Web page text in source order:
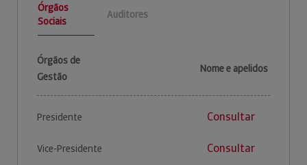
Órgãos
Sociais
Auditores
Órgãos de
Gestão
Nome e apelidos
Presidente Consultar
Vice-Presidente Consultar